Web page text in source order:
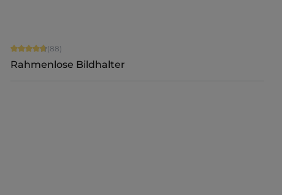
Durchschnittliche Bewertung von 4.84 von 5 Sternen
(88)
Rahmenlose Bildhalter